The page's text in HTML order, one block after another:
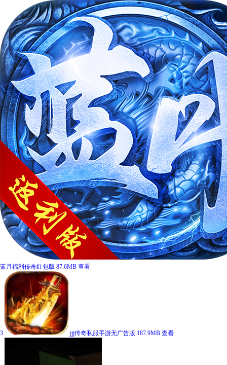
蓝月福利传奇红包版 87.6MB 查看
3 jjj传奇私服手游无广告版 187.9MB 查看